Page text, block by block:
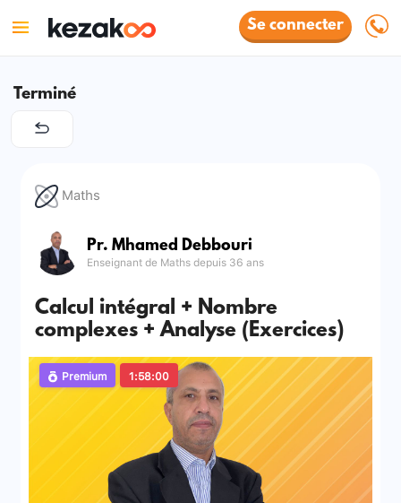
Se connecter
Terminé
Maths
Pr. Mhamed Debbouri
Enseignant de Maths depuis 36 ans
Calcul intégral + Nombre
complexes + Analyse (Exercices)
Premium 1:58:00